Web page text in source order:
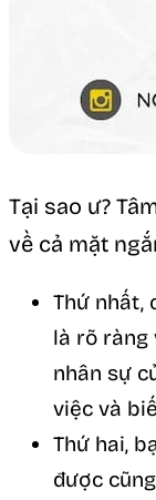
Tại sao ư?
về cả mặt
Thứ nhất,
là rõ ràng
nhân sự
việc và
Thứ hai,
được